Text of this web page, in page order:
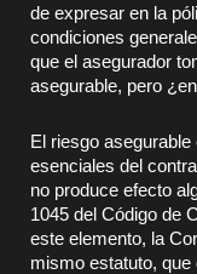
de expresar en la
condiciones
que el asegurador
asegurable, pero
El riesgo
esenciales del
no produce efecto
1045 del Código de
este elemento, la
mismo estatuto,